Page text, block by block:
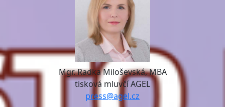
Mgr. Radka Miloševská, MBA
tisková mluvčí AGEL
press@agel.cz